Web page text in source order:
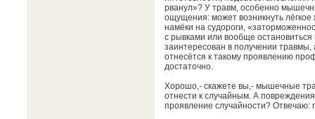
рванул»? У травм, особенно
ощущения: может возникнуть
намёки на судороги,
с рывками или вообще остановиться
заинтересован в получении
отнесётся к такому проявлению
достаточно.
Хорошо,- скажете вы,- мышечные
отнести к случайным. А
проявление случайности? Отвечаю: